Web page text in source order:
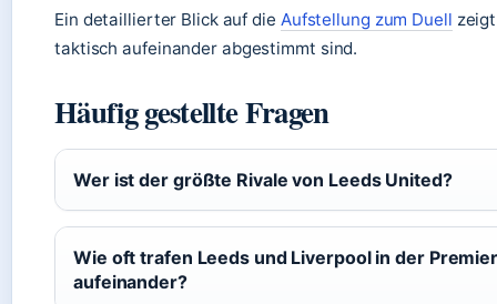
Ein detaillierter Blick auf die Aufstellung zum Duell
taktisch aufeinander abgestimmt sind.
Häufig gestellte Fragen
Wer ist der größte Rivale von Leeds United?
Wie oft trafen Leeds und Liverpool in der
aufeinander?